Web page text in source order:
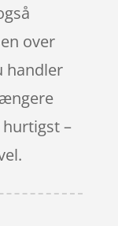
over
handler
–